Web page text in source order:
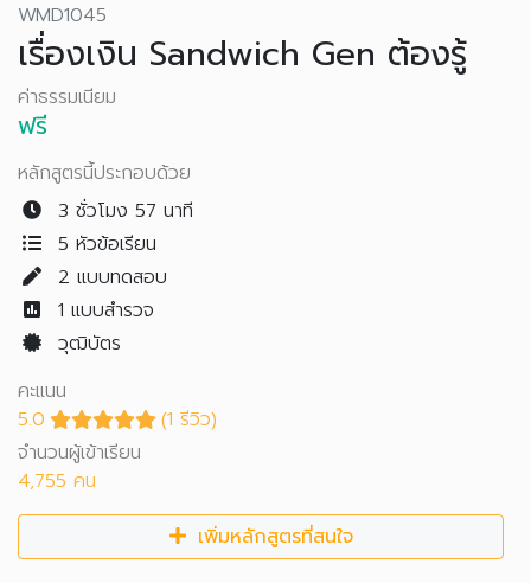
WMD1045
เรื่องเงิน Sandwich Gen ต้องรู้
ค่าธรรมเนียม
ฟรี
หลักสูตรนี้ประกอบด้วย
3 ชั่วโมง 57 นาที
5 หัวข้อเรียน
2 แบบทดสอบ
1 แบบสำรวจ
วุฒิบัตร
คะแนน
5.0
(1 รีวิว)
จำนวนผู้เข้าเรียน
4,755 คน
เพิ่มหลักสูตรที่สนใจ